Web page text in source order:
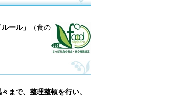
ルール」
（食の
まで、整理整頓を行い、